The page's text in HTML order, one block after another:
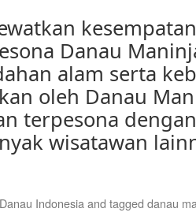
Danau
alam serta
oleh Danau
terpesona
wisatawan
Danau Indonesia and tagged danau